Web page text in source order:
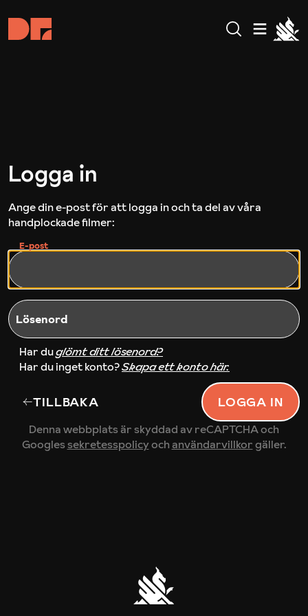
Logga in
Ange din e-post för att logga in och ta del av våra
handplockade filmer:
E-post
Lösenord
Har duglömt ditt lösenord?
Har du inget konto?Skapa ett konto här.
TILLBAKA LOGGA IN
Denna webbplats är skyddad av reCAPTCHA och
Googlessekretesspolicyoch användarvillkorgäller.